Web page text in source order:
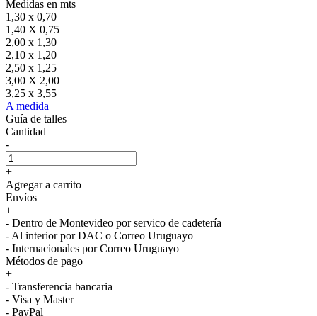
Medidas en mts
1,30 x 0,70
1,40 X 0,75
2,00 x 1,30
2,10 x 1,20
2,50 x 1,25
3,00 X 2,00
3,25 x 3,55
A medida
Guía de talles
Cantidad
-
+
Agregar a carrito
Envíos
+
- Dentro de Montevideo por servico de cadetería
- Al interior por DAC o Correo Uruguayo
- Internacionales por Correo Uruguayo
Métodos de pago
+
- Transferencia bancaria
- Visa y Master
- PayPal